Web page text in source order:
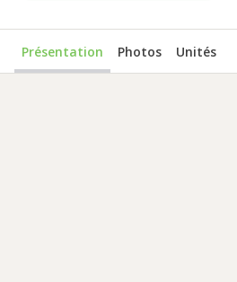
Présentation Photos Unités